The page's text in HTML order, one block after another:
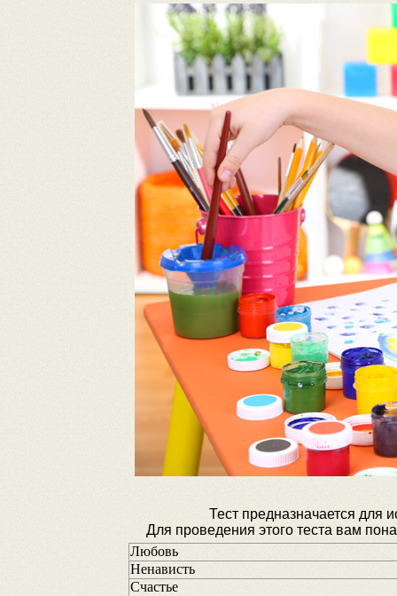
Тест предназначается для
Для проведения этого теста вам
Любовь
Ненависть
Счастье